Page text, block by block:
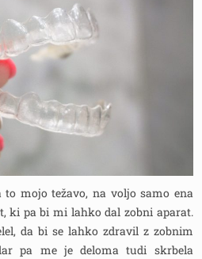
mojo težavo, na voljo samo ena
ki pa bi mi lahko dal zobni aparat.
da bi se lahko zdravil z zobnim
pa me je deloma tudi skrbela